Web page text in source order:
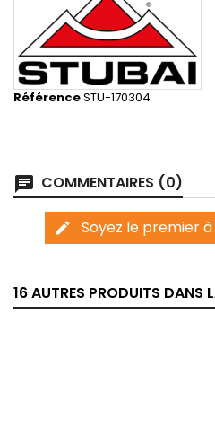
RéférenceSTU-170304
chat COMMENTAIRES (0)
edit Soyez le premier
16 AUTRES PRODUITS DANS